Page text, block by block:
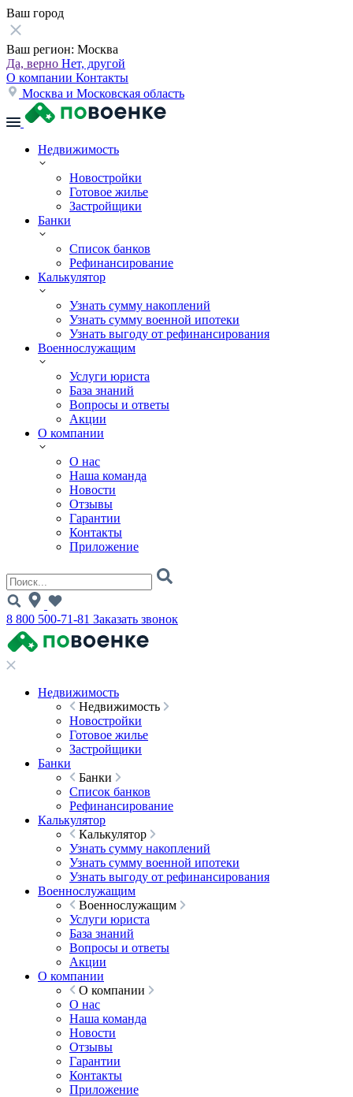
Ваш город
Ваш регион: Москва
Да, верно Нет, другой
О компании Контакты
Москва и Московская область
Недвижимость
Новостройки
Готовое жилье
Застройщики
Банки
Список банков
Рефинансирование
Калькулятор
Узнать сумму накоплений
Узнать сумму военной ипотеки
Узнать выгоду от рефинансирования
Военнослужащим
Услуги юриста
База знаний
Вопросы и ответы
Акции
О компании
О нас
Наша команда
Новости
Отзывы
Гарантии
Контакты
Приложение
8 800 500-71-81 Заказать звонок
Недвижимость
Недвижимость
Новостройки
Готовое жилье
Застройщики
Банки
Банки
Список банков
Рефинансирование
Калькулятор
Калькулятор
Узнать сумму накоплений
Узнать сумму военной ипотеки
Узнать выгоду от рефинансирования
Военнослужащим
Военнослужащим
Услуги юриста
База знаний
Вопросы и ответы
Акции
О компании
О компании
О нас
Наша команда
Новости
Отзывы
Гарантии
Контакты
Приложение